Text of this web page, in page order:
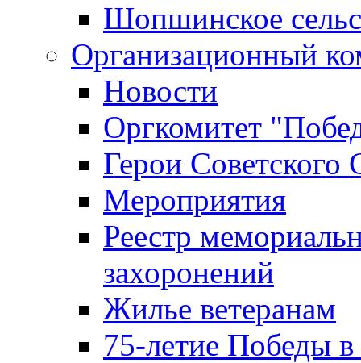
Шопшинское
Организационный
Новости
Оргкомитет
Герои Советского
Мероприятия
Реестр
захоронений
Жилье ветеранам
75-летие Победы